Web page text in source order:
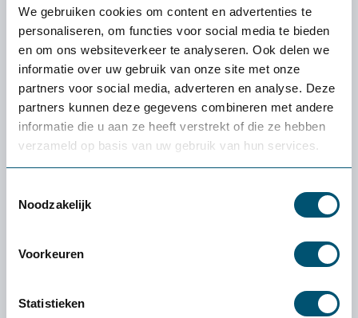
We gebruiken cookies om content en advertenties te
personaliseren, om functies voor social media te bieden
en om ons websiteverkeer te analyseren. Ook delen we
informatie over uw gebruik van onze site met onze
partners voor social media, adverteren en analyse. Deze
partners kunnen deze gegevens combineren met andere
informatie die u aan ze heeft verstrekt of die ze hebben
verzameld op basis van uw gebruik van hun services.
Noodzakelijk
Voorkeuren
Statistieken
Is de OneWaySlide comfortabel?
Welke uitvoering moet ik kiezen?
Specificaties
écht bij jou past: de
Health2Work